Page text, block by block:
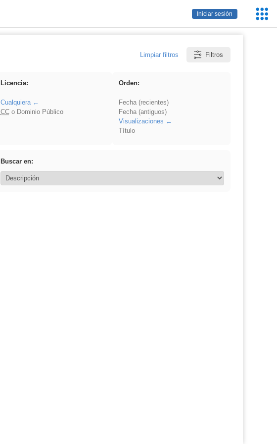
Iniciar sesión
Limpiar filtros Filtros
Licencia:
Cualquiera
CCo Dominio Público
Orden:
Fecha (recientes)
Fecha (antiguos)
Visualizaciones
Título
Buscar en: